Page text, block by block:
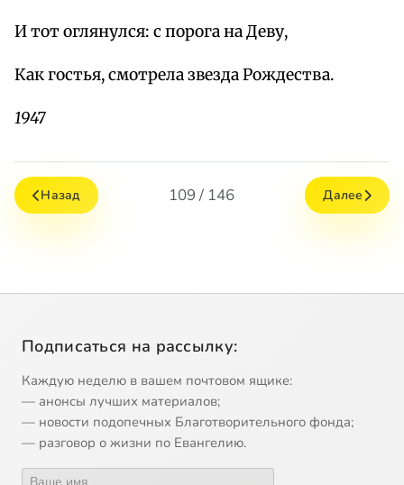
И тот оглянулся: с порога на Деву,
Как гостья, смотрела звезда Рождества.
1947
Назад 109 / 146 Далее
Подписаться на рассылку:
Каждую неделю в вашем почтовом ящике:
— анонсы лучших материалов;
— новости подопечных Благотворительного фонда;
— разговор о жизни по Евангелию.